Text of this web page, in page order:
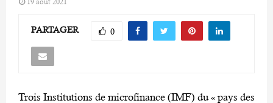
19 août 2021
PARTAGER 0
Trois Institutions de microfinance (IMF) du « pays des